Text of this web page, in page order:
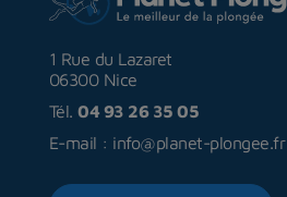
1 Rue du Lazaret
06300 Nice
Tél. 04 93 26 35 05
E-mail : info@planet-plongee.fr